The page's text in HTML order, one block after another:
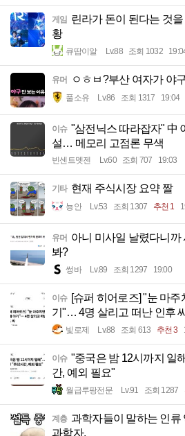
게임
린라가 돈이 된다는 것
황
큐땁이알 Lv.88 조회 1032
유머 ㅇㅎㅂ?부산 여자가 야
풀소유 Lv.86 조회 1317 19:04
이슈 "삼전닉스 따라잡자" 中
설… 메모리 고점론 무색
빈센트멧젠 Lv.60 조회 707 19:03
기타 현재 주식시장 요약 짤
뇽안 Lv.53 조회 1307 추천 1
유머 아니 미사일 날렸다니까
봐?
썽바 Lv.89 조회 1297 19:00
이슈 [슈퍼 히어로즈] "눈 마주
기"… 4명 살리고 떠난 인후 씨
빛로제 Lv.88 조회 613 추천 3
이슈 "중국은 밤 12시까지 일
간, 예외 필요"
월급루팡전문 Lv.91 조회 1287
계층 과학자들이 말하는 인류
과학자.